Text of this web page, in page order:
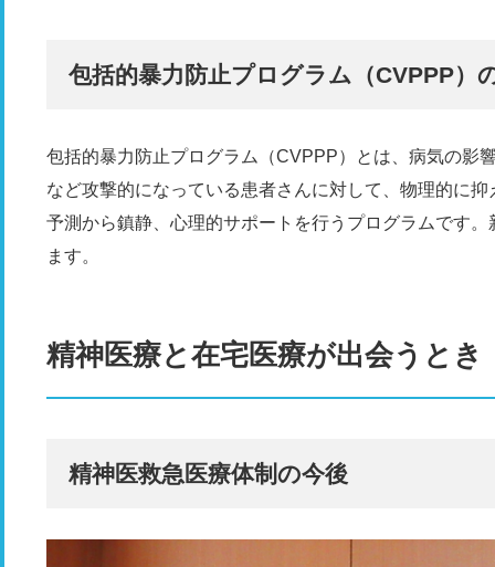
包括的暴力防止プログラム（CVPPP）
包括的暴力防止プログラム（CVPPP）とは、病気の影
など攻撃的になっている患者さんに対して、物理的に
予測から鎮静、心理的サポートを行うプログラムです
ます。
精神医療と在宅医療が出会うとき
精神医救急医療体制の今後